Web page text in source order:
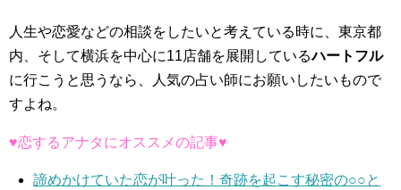
人生や恋愛などの相談をしたいと考えている時に、東京都
内、そして横浜を中心に11店舗を展開しているハートフル
に行こうと思うなら、人気の占い師にお願いしたいもので
すよね。
♥恋するアナタにオススメの記事♥
諦めかけていた恋が叶った！奇跡を起こす秘密の○○と